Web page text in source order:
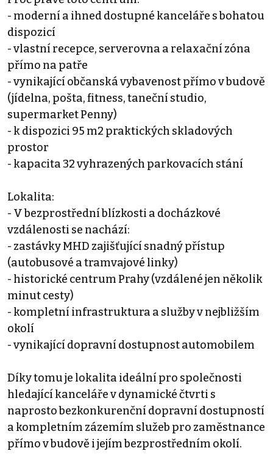
- moderní a ihned dostupné kanceláře s bohatou
dispozicí
- vlastní recepce, serverovna a relaxační zóna
přímo na patře
- vynikající občanská vybavenost přímo v budově
(jídelna, pošta, fitness, taneční studio,
supermarket Penny)
- k dispozici 95 m2 praktických skladových
prostor
- kapacita 32 vyhrazených parkovacích stání
Lokalita:
- V bezprostřední blízkosti a docházkové
vzdálenosti se nachází:
- zastávky MHD zajišťující snadný přístup
(autobusové a tramvajové linky)
- historické centrum Prahy (vzdálené jen několik
minut cesty)
- kompletní infrastruktura a služby v nejbližším
okolí
- vynikající dopravní dostupnost automobilem
Díky tomu je lokalita ideální pro společnosti
hledající kanceláře v dynamické čtvrti s
naprosto bezkonkurenční dopravní dostupností
a kompletním zázemím služeb pro zaměstnance
přímo v budově i jejím bezprostředním okolí.